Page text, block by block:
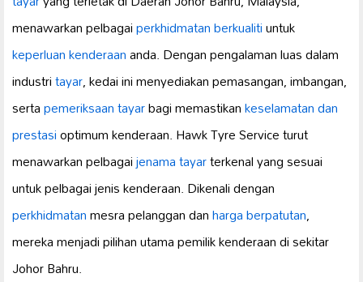
menawarkan pelbagaiperkhidmatan berkualitiuntuk
keperluan kenderaananda. Dengan pengalaman luas dalam
industritayar, kedai ini menyediakan pemasangan, imbangan,
sertapemeriksaan tayarbagi memastikankeselamatan dan
prestasioptimum kenderaan. Hawk Tyre Service turut
menawarkan pelbagaijenama tayarterkenal yang sesuai
untuk pelbagai jenis kenderaan. Dikenali dengan
perkhidmatanmesra pelanggan danharga berpatutan,
mereka menjadi pilihan utama pemilik kenderaan di sekitar
Johor Bahru.